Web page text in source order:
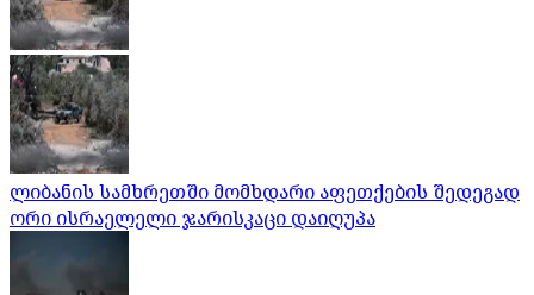
ლიბანის სამხრეთში მომხდარი აფეთქების შედეგად
ორი ისრაელელი ჯარისკაცი დაიღუპა